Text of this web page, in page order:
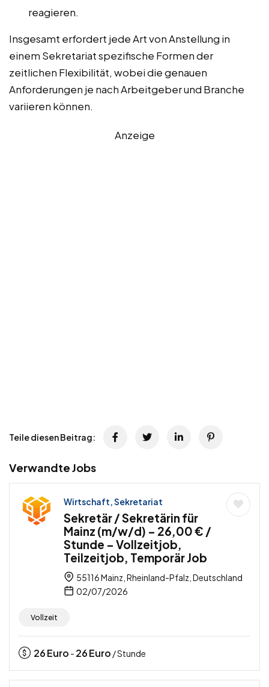
reagieren.
Insgesamt erfordert jede Art von Anstellung in
einem Sekretariat spezifische Formen der
zeitlichen Flexibilität, wobei die genauen
Anforderungen je nach Arbeitgeber und Branche
variieren können.
Anzeige
Teile diesen Beitrag:
Verwandte Jobs
Wirtschaft, Sekretariat
Sekretär / Sekretärin für
Mainz (m/w/d) – 26,00 € /
Stunde – Vollzeitjob,
Teilzeitjob, Temporär Job
55116 Mainz, Rheinland-Pfalz, Deutschland
02/07/2026
Vollzeit
26Euro - 26Euro / Stunde